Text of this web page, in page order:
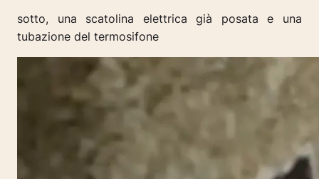
sotto, una scatolina elettrica già posata e una
tubazione del termosifone